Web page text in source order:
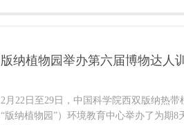
版纳植物园举办第六届博物达人
2月22日至29日，中国科学院西双版纳热带
“版纳植物园”）环境教育中心举办了为期8